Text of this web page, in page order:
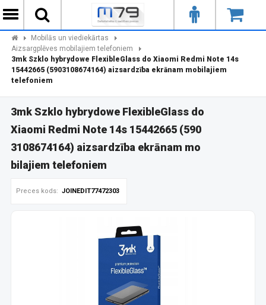
Mobilās un viediekārtas
Aizsargplēves mobilajiem telefoniem
3mk Szklo hybrydowe FlexibleGlass do Xiaomi Redmi Note 14s
15442665 (5903108674164) aizsardzība ekrānam mobilajiem
telefoniem
3mk Szklo hybrydowe FlexibleGlass do
Xiaomi Redmi Note 14s 15442665 (590
3108674164) aizsardzība ekrānam mo
bilajiem telefoniem
Preces kods: JOINEDIT77472303